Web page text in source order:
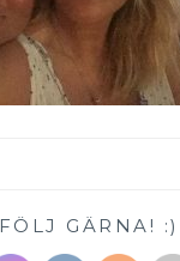
FÖLJ GÄRNA! :)